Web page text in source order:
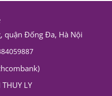
quận Đống Đa, Hà Nội
LY